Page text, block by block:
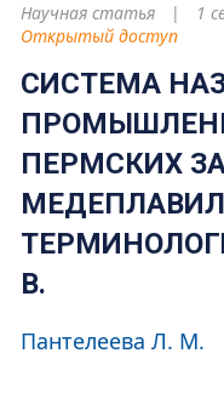
Научная статья
1
Открытый доступ
СИСТЕМА
ПЕРМСКИХ
В.
Пантелеева Л. М.